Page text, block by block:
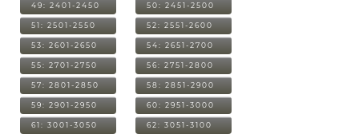
49: 2401-2450 50: 2451-2500
51: 2501-2550 52: 2551-2600
53: 2601-2650 54: 2651-2700
55: 2701-2750 56: 2751-2800
57: 2801-2850 58: 2851-2900
59: 2901-2950 60: 2951-3000
61: 3001-3050 62: 3051-3100